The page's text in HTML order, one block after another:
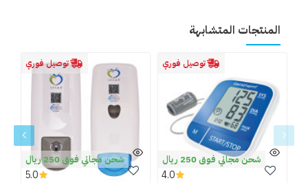
المنتجات المتشابهة
توصيل فوري
شحن مجاني فوق 250 ريال
4.0
توصيل فوري
شحن مجاني فوق 250 ريال
5.0